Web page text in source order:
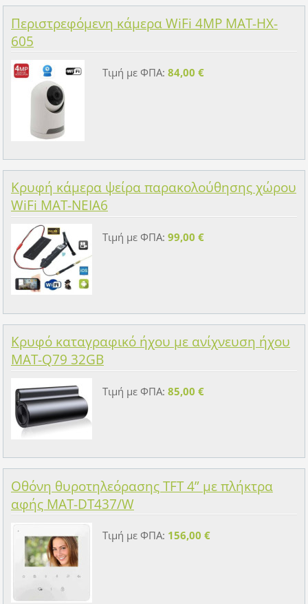
Περιστρεφόμενη κάμερα WiFi 4MP MAT-HX-
605
Τιμή με ΦΠΑ: 84,00 €
Κρυφή κάμερα ψείρα παρακολούθησης χώρου
WiFi MAT-NEIA6
Τιμή με ΦΠΑ: 99,00 €
Κρυφό καταγραφικό ήχου με ανίχνευση ήχου
MAT-Q79 32GB
Τιμή με ΦΠΑ: 85,00 €
Οθόνη θυροτηλεόρασης TFT 4” με πλήκτρα
αφής MAT-DT437/W
Τιμή με ΦΠΑ: 156,00 €